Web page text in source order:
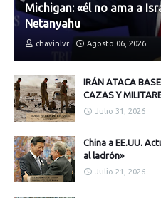
Michigan: «él no ama a
Netanyahu
chavinlvr Agosto 06, 2026
IRÁN ATACA
CAZAS Y
Julio 31, 2026
China a EE.UU.
al ladrón»
Julio 21, 2026